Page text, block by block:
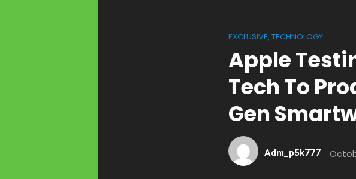
EXCLUSIVE, TECHNOLOGY
Apple
Tech To
Gen
Adm_p5k777